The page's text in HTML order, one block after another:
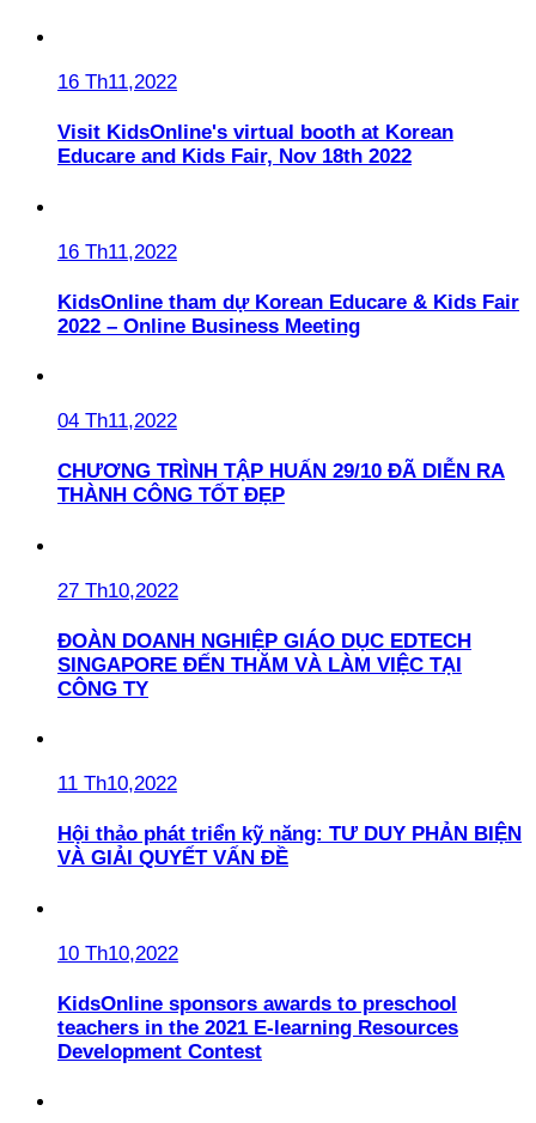
16 Th11,2022
Visit KidsOnline's virtual booth at Korean
Educare and Kids Fair, Nov 18th 2022
16 Th11,2022
KidsOnline tham dự Korean Educare & Kids Fair
2022 – Online Business Meeting
04 Th11,2022
CHƯƠNG TRÌNH TẬP HUẤN 29/10 ĐÃ DIỄN RA
THÀNH CÔNG TỐT ĐẸP
27 Th10,2022
ĐOÀN DOANH NGHIỆP GIÁO DỤC EDTECH
SINGAPORE ĐẾN THĂM VÀ LÀM VIỆC TẠI
CÔNG TY
11 Th10,2022
Hội thảo phát triển kỹ năng: TƯ DUY PHẢN BIỆN
VÀ GIẢI QUYẾT VẤN ĐỀ
10 Th10,2022
KidsOnline sponsors awards to preschool
teachers in the 2021 E-learning Resources
Development Contest